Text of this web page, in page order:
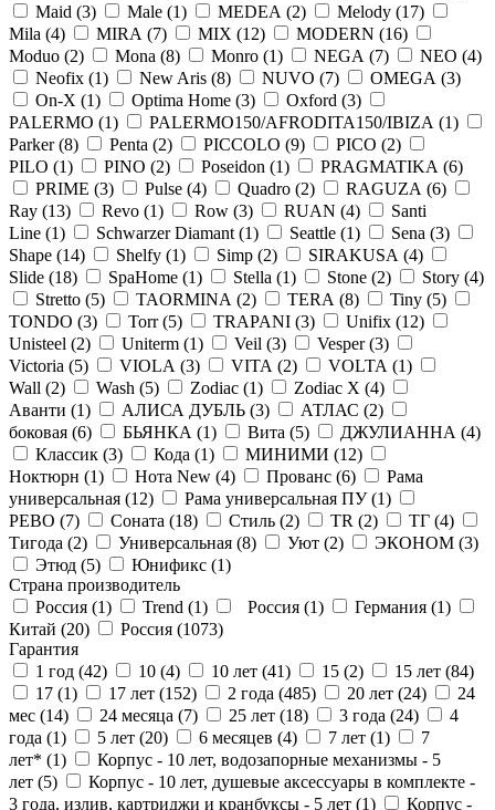
Maid (3) Male (1) MEDEA (2) Melody (17)
Mila (4) MIRA (7) MIX (12) MODERN (16)
Moduo (2) Mona (8) Monro (1) NEGA (7) NEO (4)
Neofix (1) New Aris (8) NUVO (7) OMEGA (3)
On-X (1) Optima Home (3) Oxford (3)
PALERMO (1) PALERMO150/AFRODITA150/IBIZA (1)
Parker (8) Penta (2) PICCOLO (9) PICO (2)
PILO (1) PINO (2) Poseidon (1) PRAGMATIKA (6)
PRIME (3) Pulse (4) Quadro (2) RAGUZA (6)
Ray (13) Revo (1) Row (3) RUAN (4)
Santi
Line (1) Schwarzer Diamant (1) Seattle (1) Sena (3)
Shape (14) Shelfy (1) Simp (2) SIRAKUSA (4)
Slide (18) SpaHome (1) Stella (1) Stone (2) Story (4)
Stretto (5) TAORMINA (2) TERA (8) Tiny (5)
TONDO (3) Torr (5) TRAPANI (3) Unifix (12)
Unisteel (2) Uniterm (1) Veil (3) Vesper (3)
Victoria (5) VIOLA (3) VITA (2) VOLTA (1)
Wall (2) Wash (5) Zodiac (1) Zodiac X (4)
Аванти (1) АЛИСА ДУБЛЬ (3) АТЛАС (2)
боковая (6) БЬЯНКА (1) Вита (5) ДЖУЛИАННА (4)
Классик (3) Кода (1) МИНИМИ (12)
Ноктюрн (1) Нота New (4) Прованс (6)
Рама
универсальная (12) Рама универсальная ПУ (1)
РЕВО (7) Соната (18) Стиль (2) ТR (2) ТГ (4)
Тигода (2) Универсальная (8) Уют (2) ЭКОНОМ (3)
Этюд (5) Юнификс (1)
Страна производитель
Россия (1) Trend (1) Россия (1) Германия (1)
Китай (20) Россия (1073)
Гарантия
1 год (42) 10 (4) 10 лет (41) 15 (2) 15 лет (84)
17 (1) 17 лет (152) 2 года (485) 20 лет (24)
24
мес (14) 24 месяца (7) 25 лет (18) 3 года (24)
4
года (1) 5 лет (20) 6 месяцев (4) 7 лет (1)
7
лет* (1)
Корпус - 10 лет, водозапорные механизмы - 5
лет (5)
Корпус - 10 лет, душевые аксессуары в комплекте -
3 года, излив, картриджи и кранбуксы - 5 лет (1) Корпус -